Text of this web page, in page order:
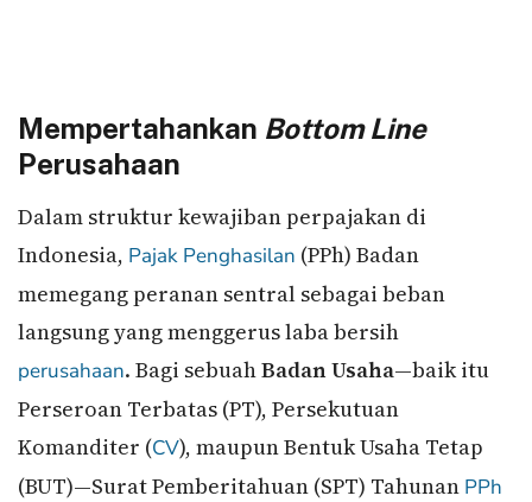
Mempertahankan Bottom Line
Perusahaan
Dalam struktur kewajiban perpajakan di
Indonesia, Pajak Penghasilan (PPh) Badan
memegang peranan sentral sebagai beban
langsung yang menggerus laba bersih
perusahaan. Bagi sebuahBadan Usaha—baik itu
Perseroan Terbatas (PT), Persekutuan
Komanditer (CV), maupun Bentuk Usaha Tetap
(BUT)—Surat Pemberitahuan (SPT) Tahunan PPh